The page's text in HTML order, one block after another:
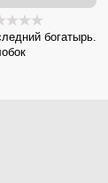
богатырь.